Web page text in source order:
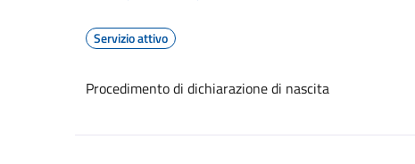
Servizio attivo
Procedimento di dichiarazione di nascita